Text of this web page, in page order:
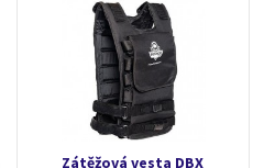
Zátěžová vesta DBX